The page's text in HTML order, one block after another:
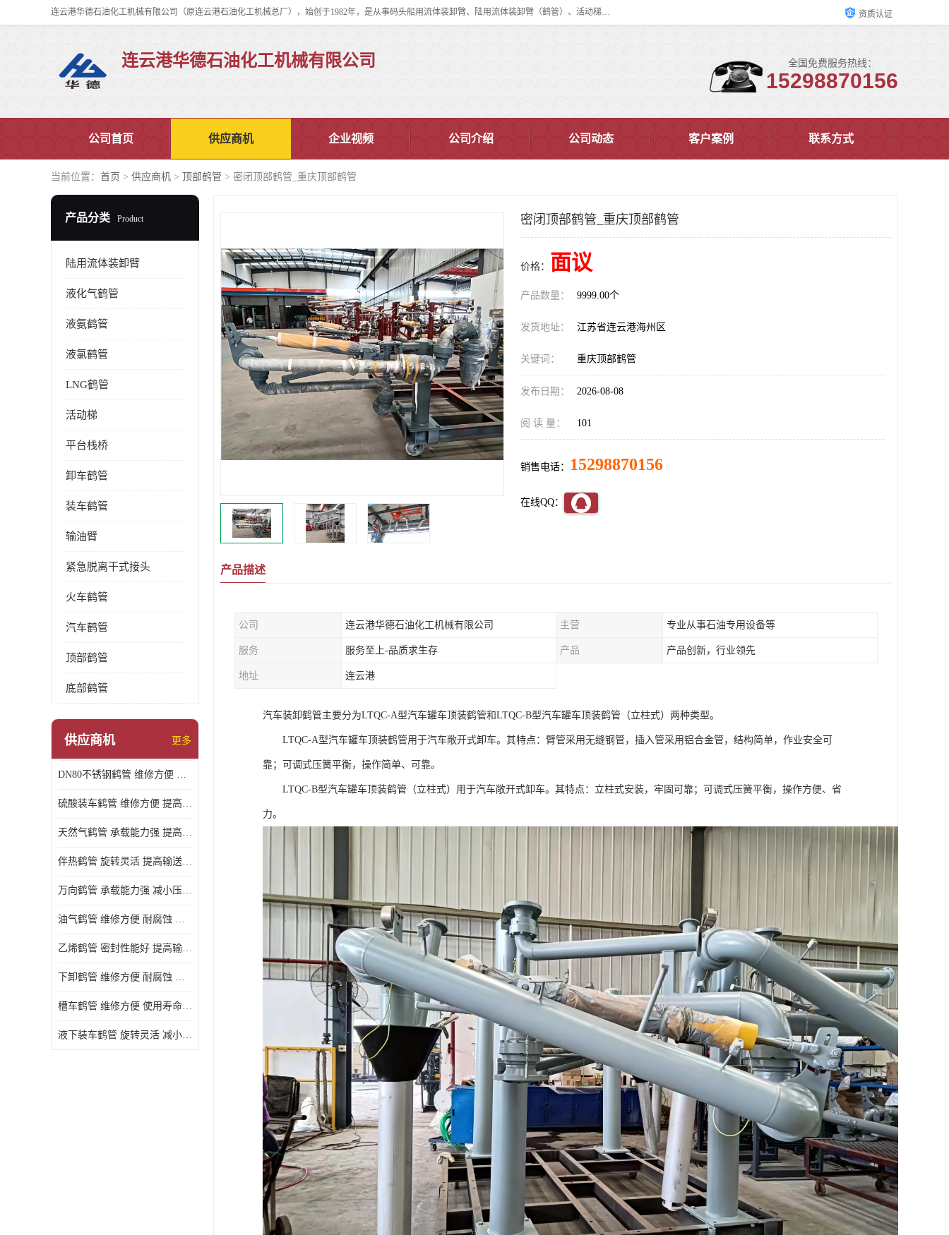
连云港华德石油化工机械有限公司（原连云港石油化工机械总厂），始创于1982年，是从事码头船用流体装卸臂、陆用流体装卸臂（鹤管）、活动梯、钢构平台、定量装车系统等全系列流体装卸设备的设计、制造、销售以及服务的专业供应商。 资质认证
连云港华德石油化工机械有限公司 全国免费服务热线：
15298870156
公司首页 供应商机 企业视频 公司介绍 公司动态 客户案例 联系方式
当前位置： 首页 > 供应商机 > 顶部鹤管 > 密闭顶部鹤管_重庆顶部鹤管
产品分类 Product
陆用流体装卸臂
液化气鹤管
液氨鹤管
液氯鹤管
LNG鹤管
活动梯
平台栈桥
卸车鹤管
装车鹤管
输油臂
紧急脱离干式接头
火车鹤管
汽车鹤管
顶部鹤管
底部鹤管
供应商机 更多
DN80不锈钢鹤管 维修方便 提高输送效率
硫酸装车鹤管 维修方便 提高输送效率
天然气鹤管 承载能力强 提高输送效率
伴热鹤管 旋转灵活 提高输送效率
万向鹤管 承载能力强 减小压力损失
油气鹤管 维修方便 耐腐蚀 耐高温
乙烯鹤管 密封性能好 提高输送效率
下卸鹤管 维修方便 耐腐蚀 耐高温
槽车鹤管 维修方便 使用寿命较长
液下装车鹤管 旋转灵活 减小压力损失
密闭顶部鹤管_重庆顶部鹤管
价格： 面议
产品数量： 9999.00个
发货地址： 江苏省连云港海州区
关键词： 重庆顶部鹤管
发布日期： 2026-08-08
阅 读 量： 101
销售电话： 15298870156
在线QQ：
产品描述
公司 连云港华德石油化工机械有限公司 主营 专业从事石油专用设备等
服务 服务至上-品质求生存 产品 产品创新，行业领先
地址 连云港
汽车装卸鹤管主要分为LTQC-A型汽车罐车顶装鹤管和LTQC-B型汽车罐车顶装鹤管（立柱式）两种类型。
LTQC-A型汽车罐车顶装鹤管用于汽车敞开式卸车。其特点：臂管采用无缝钢管，插入管采用铝合金管，结构简单，作业安全可
靠；可调式压簧平衡，操作简单、可靠。
LTQC-B型汽车罐车顶装鹤管（立柱式）用于汽车敞开式卸车。其特点：立柱式安装，牢固可靠；可调式压簧平衡，操作方便、省
力。